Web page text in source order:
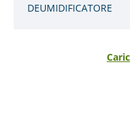
DEUMIDIFICATORE